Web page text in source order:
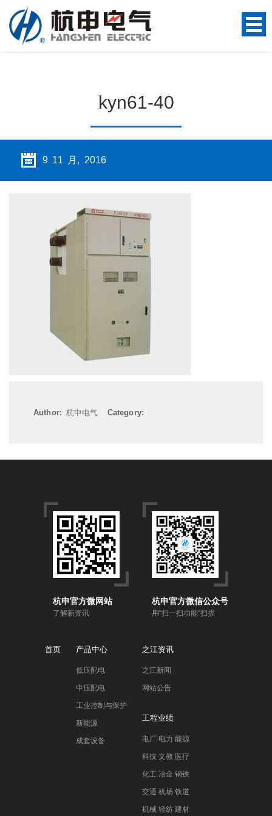
kyn61-40
9 11 月, 2016
Author: 杭申电气| Category:
杭申官方微网站
了解新资讯
杭申官方微信公众号
用“扫一扫功能”扫描
首页 产品中心
低压配电
中压配电
工业控制与保护
新能源
成套设备
之江资讯
之江新闻
网站公告
工程业绩
电厂 电力 能源
科技 文教 医疗
化工 冶金 钢铁
交通 机场 铁道
机械 轻纺 建材